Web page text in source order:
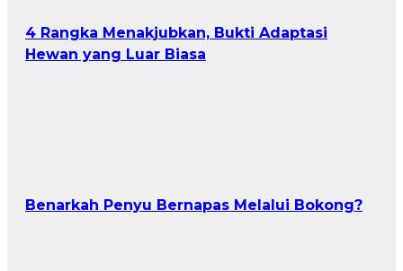
4 Rangka Menakjubkan, Bukti Adaptasi
Hewan yang Luar Biasa
Benarkah Penyu Bernapas Melalui Bokong?